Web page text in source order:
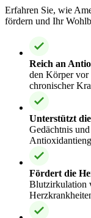
Erfahren Sie, wie
fördern und Ihr
Reich an
den Körper vor
chronischer
Unterstützt
Gedächtnis
Fördert die
Blutzirkulation